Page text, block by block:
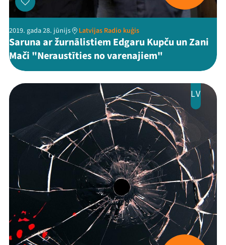
Ziedo
Veikals
Kontakti
ThreadsFacebookYoutube
X Instagram
Flick TikTok
2019. gada 28. jūnijs Latvijas Radio kuģis
Saruna ar žurnālistiem Edgaru Kupču un Zani
Mači "Neraustīties no varenajiem"
LV